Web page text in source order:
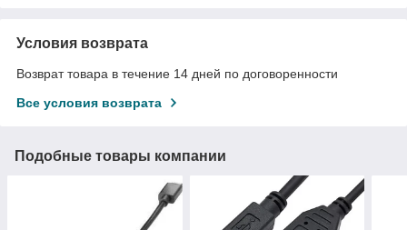
Условия возврата
Возврат товара в течение 14 дней по договоренности
Все условия возврата
Подобные товары компании